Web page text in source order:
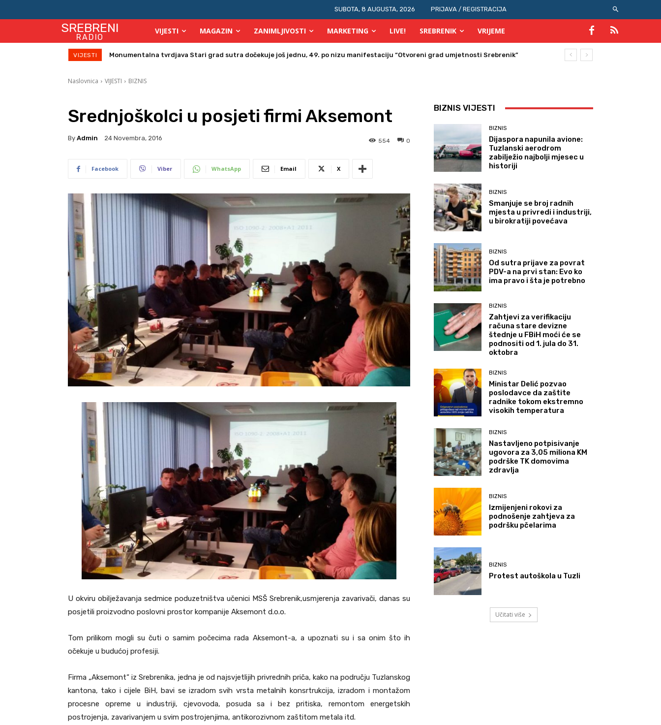
SUBOTA, 8 AUGUSTA, 2026 PRIJAVA / REGISTRACIJA
SREBRENI
RADIO
VIJESTI MAGAZIN ZANIMLJIVOSTI MARKETING LIVE! SREBRENIK VRIJEME
VIJESTI Direktor Vijeća stranih investitora u Bosni i Hercegovini posjetio Srebrenik
Naslovnica VIJESTI BIZNIS
Srednjoškolci u posjeti firmi Aksemont
By Admin 24 Novembra, 2016 0
554
Facebook Viber WhatsApp Email X
U okviru obilježavanja sedmice poduzetništva učenici MSŠ Srebrenik,usmjerenja zavarivači, danas su
posjetili proizvodno poslovni prostor kompanije Aksemont d.o.o.
Tom prilikom mogli su čuti o samim počecima rada Aksemont-a, a upoznati su i sa onim što ih
očekuje u budućoj profesiji.
Firma „Aksemont“ iz Srebrenika, jedna je od najsvjetlijih privrednih priča, kako na području Tuzlanskog
kantona, tako i cijele BiH, bavi se izradom svih vrsta metalnih konsrtrukcija, izradom i montažom
procesne opreme u industriji, cjevovoda, posuda sa i bez pritiska, remontom energetskih
postrojenja, zavarivanjem u svim postrojenjima, antikorozivnom zaštitom metala itd.
BIZNIS VIJESTI
BIZNIS
Dijaspora napunila avione:
Tuzlanski aerodrom
zabilježio najbolji mjesec u
historiji
BIZNIS
Smanjuje se broj radnih
mjesta u privredi i industriji,
u birokratiji povećava
BIZNIS
Od sutra prijave za povrat
PDV-a na prvi stan: Evo ko
ima pravo i šta je potrebno
BIZNIS
Zahtjevi za verifikaciju
računa stare devizne
štednje u FBiH moći će se
podnositi od 1. jula do 31.
oktobra
BIZNIS
Ministar Delić pozvao
poslodavce da zaštite
radnike tokom ekstremno
visokih temperatura
BIZNIS
Nastavljeno potpisivanje
ugovora za 3,05 miliona KM
podrške TK domovima
zdravlja
BIZNIS
Izmijenjeni rokovi za
podnošenje zahtjeva za
podršku pčelarima
BIZNIS
Protest autoškola u Tuzli
Učitati više